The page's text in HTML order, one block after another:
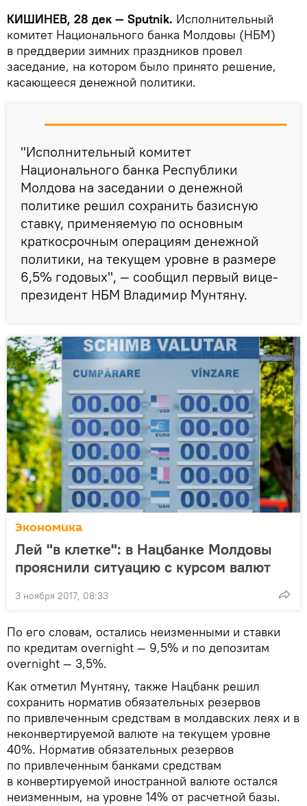
КИШИНЕВ, 28 дек — Sputnik. Исполнительный
комитет Национального банка Молдовы (НБМ)
в преддверии зимних праздников провел
заседание, на котором было принято решение,
касающееся денежной политики.
"Исполнительный комитет
Национального банка Республики
Молдова на заседании о денежной
политике решил сохранить базисную
ставку, применяемую по основным
краткосрочным операциям денежной
политики, на текущем уровне в размере
6,5% годовых", — сообщил первый вице-
президент НБМ Владимир Мунтяну.
Экономика
Лей "в клетке": в Нацбанке Молдовы
прояснили ситуацию с курсом валют
3 ноября 2017, 08:33
По его словам, остались неизменными и ставки
по кредитам overnight — 9,5% и по депозитам
overnight — 3,5%.
Как отметил Мунтяну, также Нацбанк решил
сохранить норматив обязательных резервов
по привлеченным средствам в молдавских леях и в
неконвертируемой валюте на текущем уровне
40%. Норматив обязательных резервов
по привлеченным банками средствам
в конвертируемой иностранной валюте остался
неизменным, на уровне 14% от расчетной базы.